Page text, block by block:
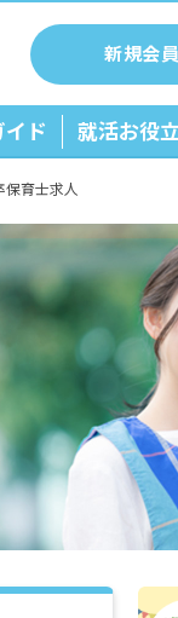
新規会
ド 就活お役
保育士求人